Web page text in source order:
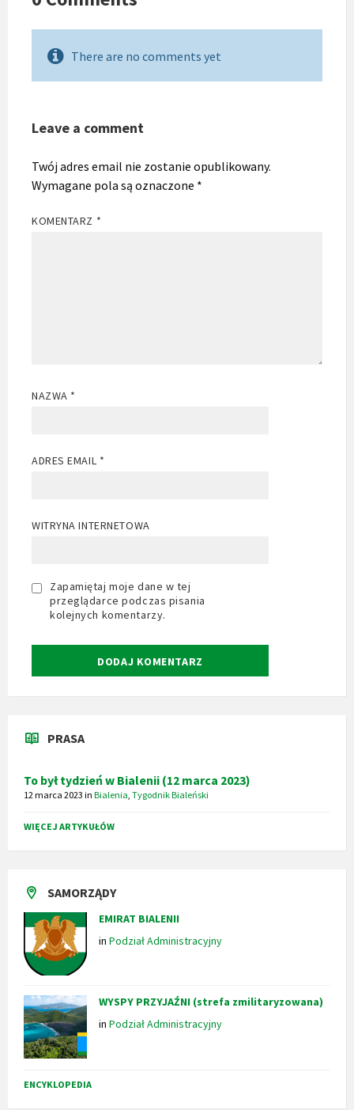
There are no comments yet
Leave a comment
Twój adres email nie zostanie opublikowany.
Wymagane pola są oznaczone *
KOMENTARZ *
NAZWA *
ADRES EMAIL *
WITRYNA INTERNETOWA
Zapamiętaj moje dane w tej
przeglądarce podczas pisania
kolejnych komentarzy.
PRASA
To był tydzień w Bialenii (12 marca 2023)
12 marca 2023 in Bialenia Tygodnik Bialeński
WIĘCEJ ARTYKUŁÓW
SAMORZĄDY
EMIRAT BIALENII
in Podział Administracyjny
WYSPY PRZYJAŹNI (strefa zmilitaryzowana)
in Podział Administracyjny
ENCYKLOPEDIA